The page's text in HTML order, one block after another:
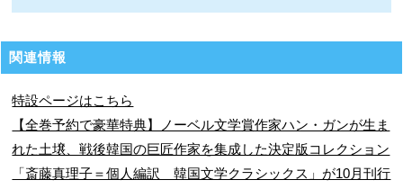
関連情報
特設ページはこちら
【全巻予約で豪華特典】ノーベル文学賞作家ハン・ガンが生ま
れた土壌、戦後韓国の巨匠作家を集成した決定版コレクション
「斎藤真理子＝個人編訳 韓国文学クラシックス」が10月刊行